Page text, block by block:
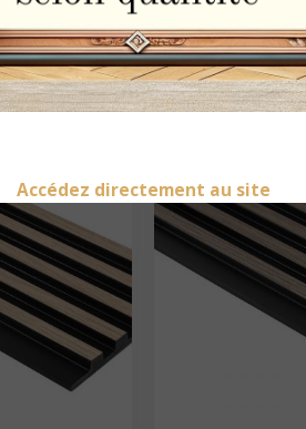
MURAUX À EFFET
tasseaux bois fins, en
de lit, un couloir ou une niche murale.
Accédez directement au site